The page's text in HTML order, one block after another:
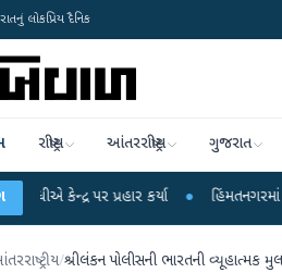
લોકપ્રિય દૈનિક
રાષ્ટ્રીય આંતરરાષ્ટ્રીય ગુજરાત
● હિંમતનગરમાં રહસ્યમય વાયરસ કે
/શ્રીલંકન પોલીસની ભારતની વ્યૂહાત્મક